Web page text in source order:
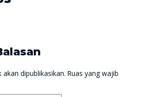
dipublikasikan. Ruas yang wajib